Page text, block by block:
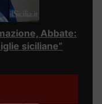
Abbate:
siciliane”